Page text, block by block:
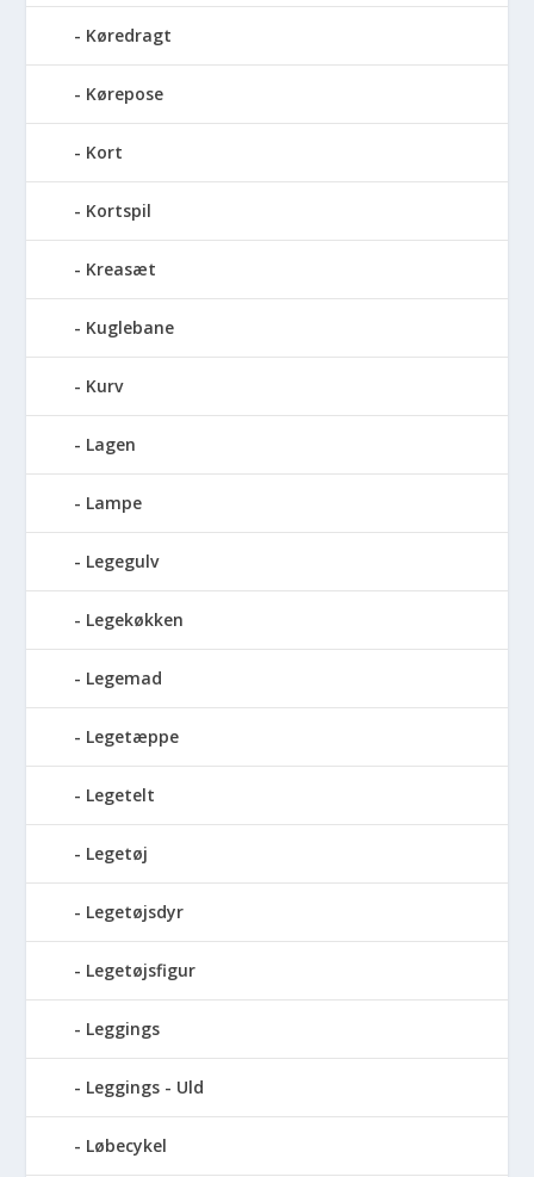
Køredragt
Kørepose
Kort
Kortspil
Kreasæt
Kuglebane
Kurv
Lagen
Lampe
Legegulv
Legekøkken
Legemad
Legetæppe
Legetelt
Legetøj
Legetøjsdyr
Legetøjsfigur
Leggings
Leggings - Uld
Løbecykel